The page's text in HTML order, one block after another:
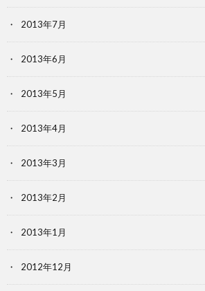
2013年7月
2013年6月
2013年5月
2013年4月
2013年3月
2013年2月
2013年1月
2012年12月